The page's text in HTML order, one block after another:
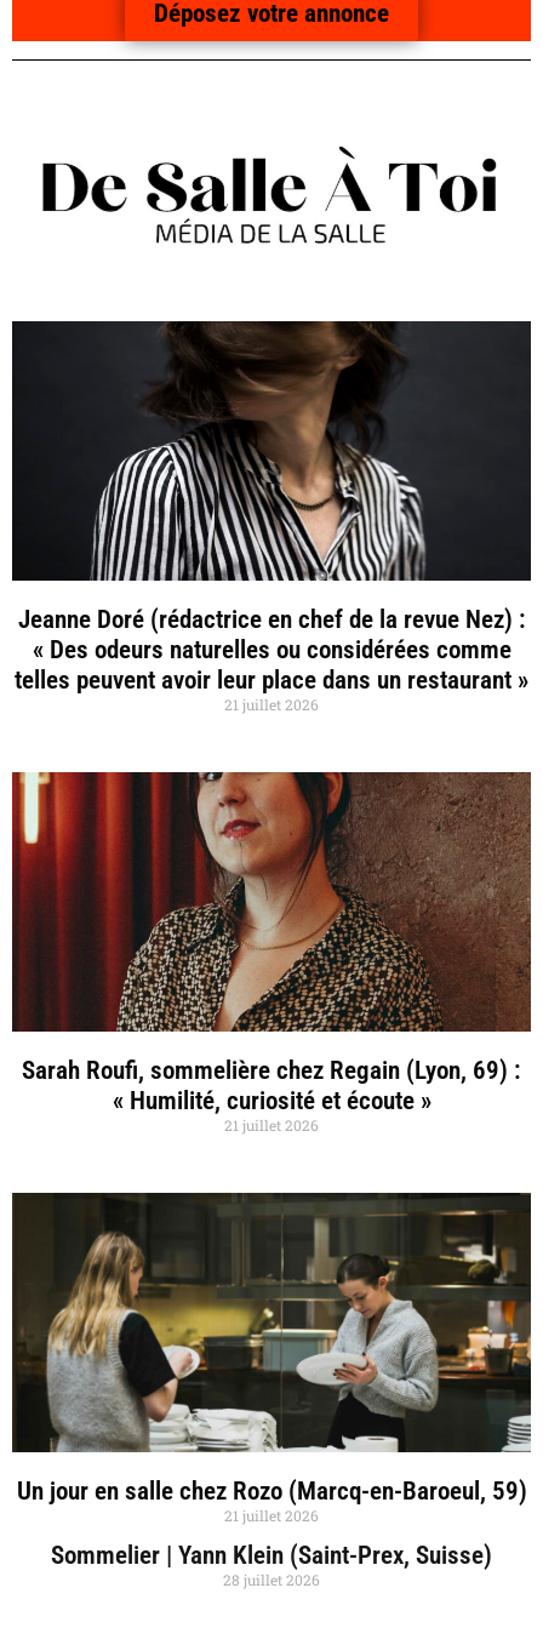
Déposez votre annonce
Jeanne Doré (rédactrice en chef de la revue Nez) :
« Des odeurs naturelles ou considérées comme
telles peuvent avoir leur place dans un restaurant »
21 juillet 2026
Sarah Roufi, sommelière chez Regain (Lyon, 69) :
« Humilité, curiosité et écoute »
21 juillet 2026
Un jour en salle chez Rozo (Marcq-en-Baroeul, 59)
21 juillet 2026
Sommelier | Yann Klein (Saint-Prex, Suisse)
28 juillet 2026